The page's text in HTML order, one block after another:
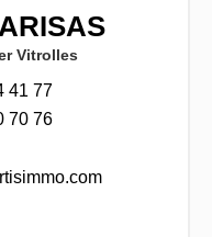
Vitrolles
41 77
70 76